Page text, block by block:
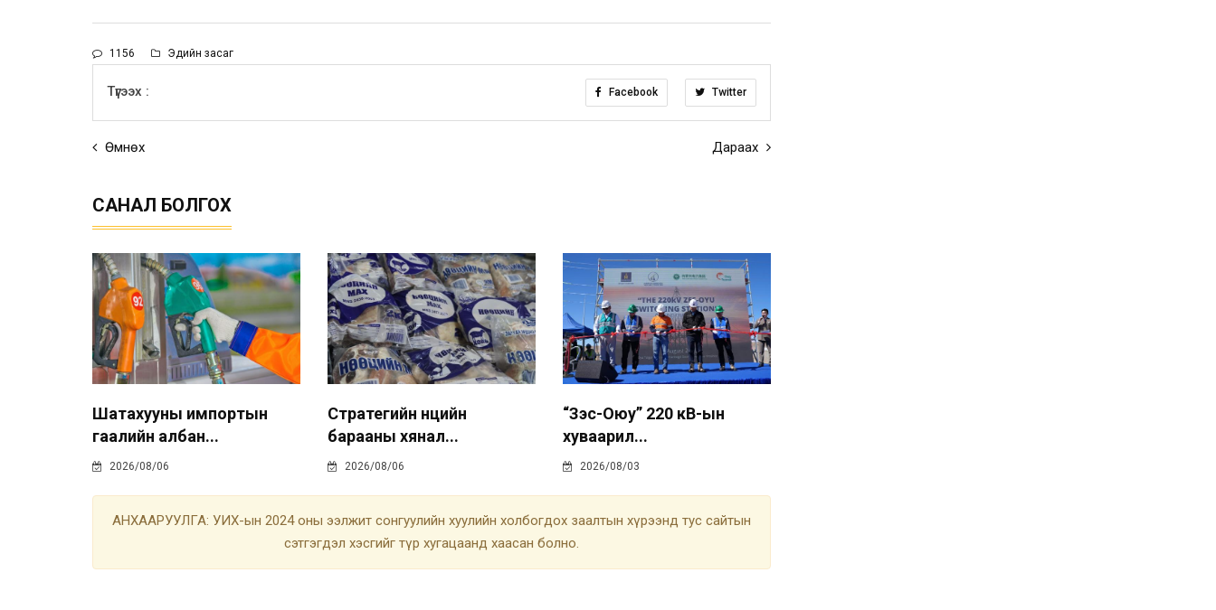
1156 Эдийн засаг
Түгээх : Facebook Twitter
Өмнөх Дараах
САНАЛ БОЛГОХ
Шатахууны импортын
гаалийн албан...
2026/08/06
Стратегийн нөөцийн
барааны хянал...
2026/08/06
“Зэс-Оюу” 220 кВ-ын
хуваарил...
2026/08/03
АНХААРУУЛГА: УИХ-ын 2024 оны ээлжит сонгуулийн хуулийн холбогдох заалтын хүрээнд тус сайтын
сэтгэгдэл хэсгийг түр хугацаанд хаасан болно.